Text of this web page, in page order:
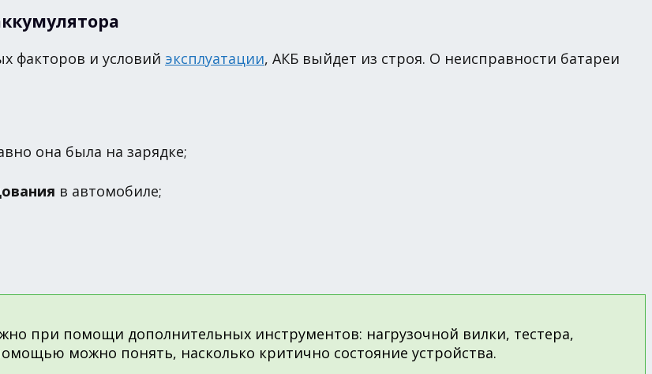
факторов и условий эксплуатации, АКБ выйдет из строя. О неисправности батареи
она была на зарядке;
в автомобиле;
при помощи дополнительных инструментов: нагрузочной вилки, тестера,
можно понять, насколько критично состояние устройства.